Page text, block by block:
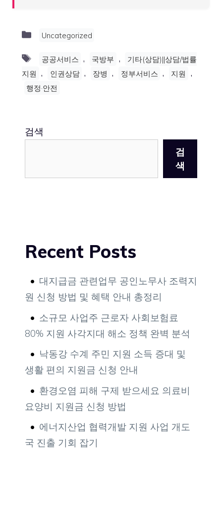
Categories
Uncategorized
Tags
공공서비스 , 국방부 ,
기타(상담)||상담/법률
지원 , 인권상담 , 장병 , 정부서비스 , 지원 ,
행정·안전
검색
검
색
Recent Posts
대지급금 관련업무 공인노무사 조력지
원 신청 방법 및 혜택 안내 총정리
소규모 사업주 근로자 사회보험료
80% 지원 사각지대 해소 정책 완벽 분석
낙동강 수계 주민 지원 소득 증대 및
생활 편의 지원금 신청 안내
환경오염 피해 구제 받으세요 의료비
요양비 지원금 신청 방법
에너지산업 협력개발 지원 사업 개도
국 진출 기회 잡기